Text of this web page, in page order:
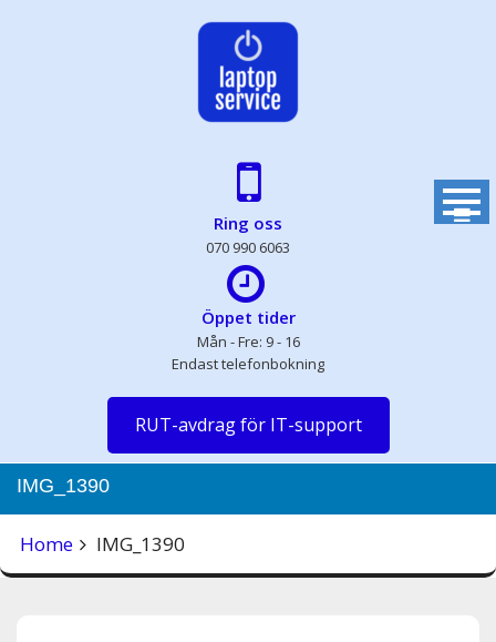
Ring oss
070 990 6063
Öppet tider
Mån - Fre: 9 - 16
Endast telefonbokning
RUT-avdrag för IT-support
IMG_1390
Home IMG_1390